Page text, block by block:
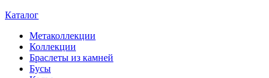
Каталог
Метаколлекции
Коллекции
Браслеты из камней
Бусы